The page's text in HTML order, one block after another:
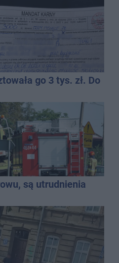
go 3 tys. zł. Do
są utrudnienia